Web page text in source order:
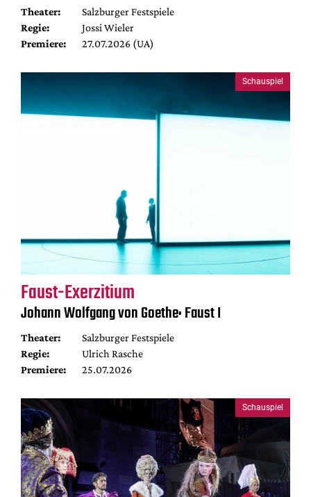
Theater:
Salzburger Festspiele
Regie:
Jossi Wieler
Premiere:
27.07.2026 (UA)
Schauspiel
Faust-Exerzitium
Johann Wolfgang von Goethe: Faust I
Theater:
Salzburger Festspiele
Regie:
Ulrich Rasche
Premiere:
25.07.2026
Schauspiel